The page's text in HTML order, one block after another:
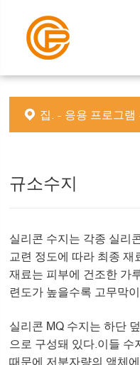
집. 응용 프로그램
규소수지
실리콘 수지는 각종 실리
교련 정도에 따라 최종 재
재료는 피부에 건조한 가
련도가 높을수록 고무막
실리콘 MQ 수지는 하단
으로 구성돼 있다.이들 수
때문에 저분자량의 액체